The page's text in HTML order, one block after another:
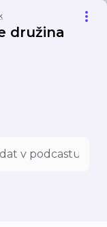
družina